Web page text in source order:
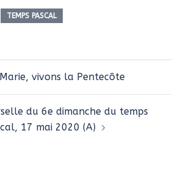
TEMPS PASCAL
vivons la Pentecôte
du 6e dimanche du temps
17 mai 2020 (A)